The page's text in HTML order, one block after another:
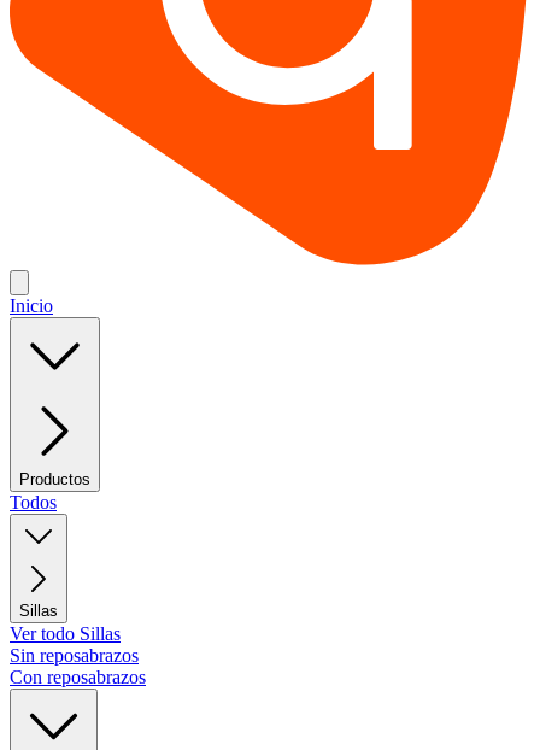
Inicio
Productos
Todos
Sillas
Ver todo Sillas
Sin reposabrazos
Con reposabrazos